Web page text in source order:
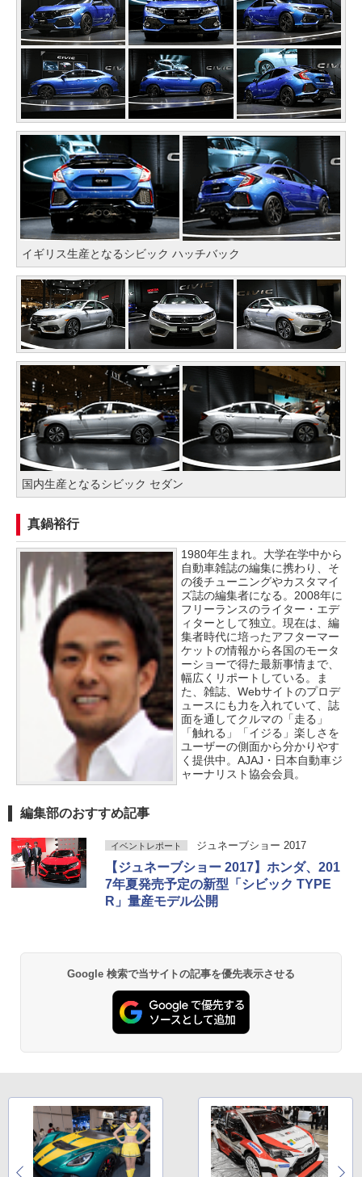
イギリス生産となるシビック ハッチバック
国内生産となるシビック セダン
真鍋裕行
1980年生まれ。大学在学中から
自動車雑誌の編集に携わり、そ
の後チューニングやカスタマイ
ズ誌の編集者になる。2008年に
フリーランスのライター・エデ
ィターとして独立。現在は、編
集者時代に培ったアフターマー
ケットの情報から各国のモータ
ーショーで得た最新事情まで、
幅広くリポートしている。ま
た、雑誌、Webサイトのプロデ
ュースにも力を入れていて、誌
面を通してクルマの「走る」
「触れる」「イジる」楽しさを
ユーザーの側面から分かりやす
く提供中。AJAJ・日本自動車ジ
ャーナリスト協会会員。
編集部のおすすめ記事
イベントレポート ジュネーブショー 2017
【ジュネーブショー 2017】ホンダ、201
7年夏発売予定の新型「シビック TYPE
R」量産モデル公開
Google 検索で当サイトの記事を優先表示させる